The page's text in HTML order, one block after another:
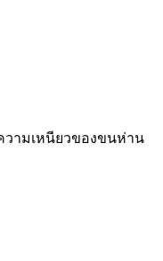
วามเหนียวของขนห่าน